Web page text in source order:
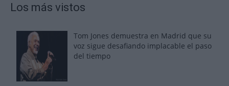
Los más vistos
Tom Jones demuestra en Madrid que su
voz sigue desafiando implacable el paso
del tiempo